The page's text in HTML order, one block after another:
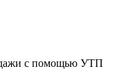
с помощью УТП